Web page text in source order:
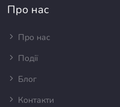
Про нас
Про нас
Події
Блог
Контакти